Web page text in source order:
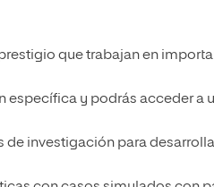
que trabajan en
específica y podrás acceder
de investigación para